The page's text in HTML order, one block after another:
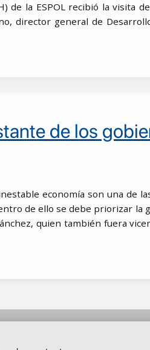
de la ESPOL recibió la visita
director general de
de los
economía son una de
de ello se debe priorizar
quien también fuera